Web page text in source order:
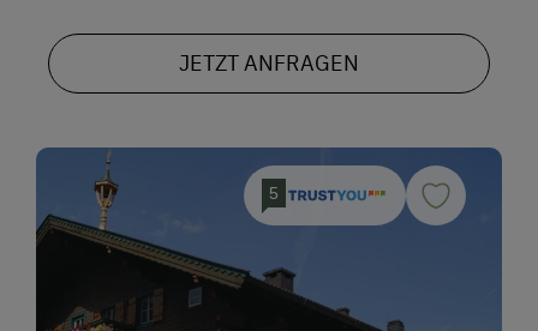
JETZT ANFRAGEN
5